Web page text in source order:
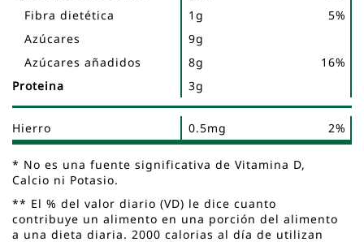
Fibra dietética
1g
5%
Azúcares
9g
Azúcares añadidos
8g
16%
Proteina
3g
Hierro 0.5mg 2%
* No es una fuente significativa de Vitamina D,
Calcio ni Potasio.
** El % del valor diario (VD) le dice cuanto
contribuye un alimento en una porción del alimento
a una dieta diaria. 2000 calorias al día de utilizan